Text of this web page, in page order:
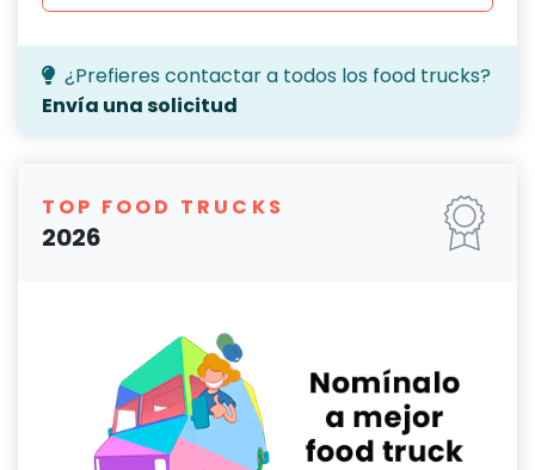
¿Prefieres contactar a todos los food trucks?
Envía una solicitud
TOP FOOD TRUCKS
2026